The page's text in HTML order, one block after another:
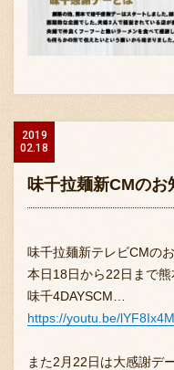
2019
02.18
味千拉麺新CMのお
味千拉麺新テレビCMの
本日18日から22日まで熊
味千4DAYSCM
https://youtu.be/
また2月22日は大感謝デ